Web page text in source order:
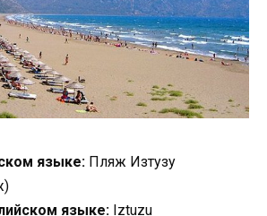
языке: Пляж Изтузу
языке: Iztuzu